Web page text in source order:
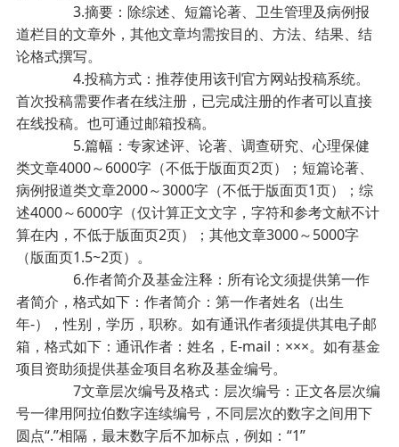
3.摘要：除综述、短篇论著、卫生管理及病例报
道栏目的文章外，其他文章均需按目的、方法、结果、结
论格式撰写。
4.投稿方式：推荐使用该刊官方网站投稿系统。
首次投稿需要作者在线注册，已完成注册的作者可以直接
在线投稿。也可通过邮箱投稿。
5.篇幅：专家述评、论著、调查研究、心理保健
类文章4000～6000字（不低于版面页2页）；短篇论著、
病例报道类文章2000～3000字（不低于版面页1页）；综
述4000～6000字（仅计算正文文字，字符和参考文献不计
算在内，不低于版面页2页）；其他文章3000～5000字
（版面页1.5~2页）。
6.作者简介及基金注释：所有论文须提供第一作
者简介，格式如下：作者简介：第一作者姓名（出生
年-），性别，学历，职称。如有通讯作者须提供其电子邮
箱，格式如下：通讯作者：姓名，E-mail：×××。如有基金
项目资助须提供基金项目名称及基金编号。
7文章层次编号及格式：层次编号：正文各层次编
号一律用阿拉伯数字连续编号，不同层次的数字之间用下
圆点“.”相隔，最末数字后不加标点，例如：“1”